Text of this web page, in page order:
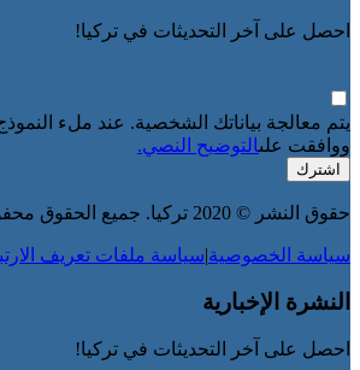
احصل على آخر التحديثات في تركيا!
يتم معالجة بياناتك الشخصية. عند ملء
ووافقت علىالتوضيح النصي.
اشترك
حقوق النشر © 2020 تركيا. جميع الحقوق محفوظة لـ TGA
سياسة الخصوصية|سياسة ملفات تعريف
النشرة الإخبارية
احصل على آخر التحديثات في تركيا!